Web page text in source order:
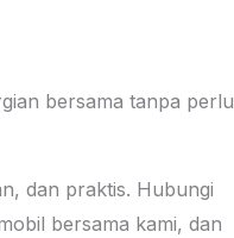
bersama tanpa perlu
dan praktis. Hubungi
bersama kami, dan